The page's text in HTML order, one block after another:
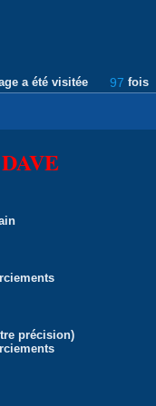
a été visitée 97 fois
précision)